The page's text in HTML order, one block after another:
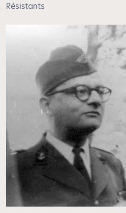
Résistants